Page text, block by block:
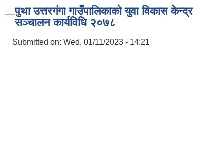
पुथा उत्तरगंगा गाउँपालिकाको युवा विकास केन्द्र
सञ्चालन कार्यविधि २०७८
Submitted on: Wed, 01/11/2023 - 14:21